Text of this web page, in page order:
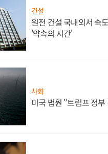
건설
원전 건설 국내외서 속
'약속의 시간'
사회
미국 법원 "트럼프 정